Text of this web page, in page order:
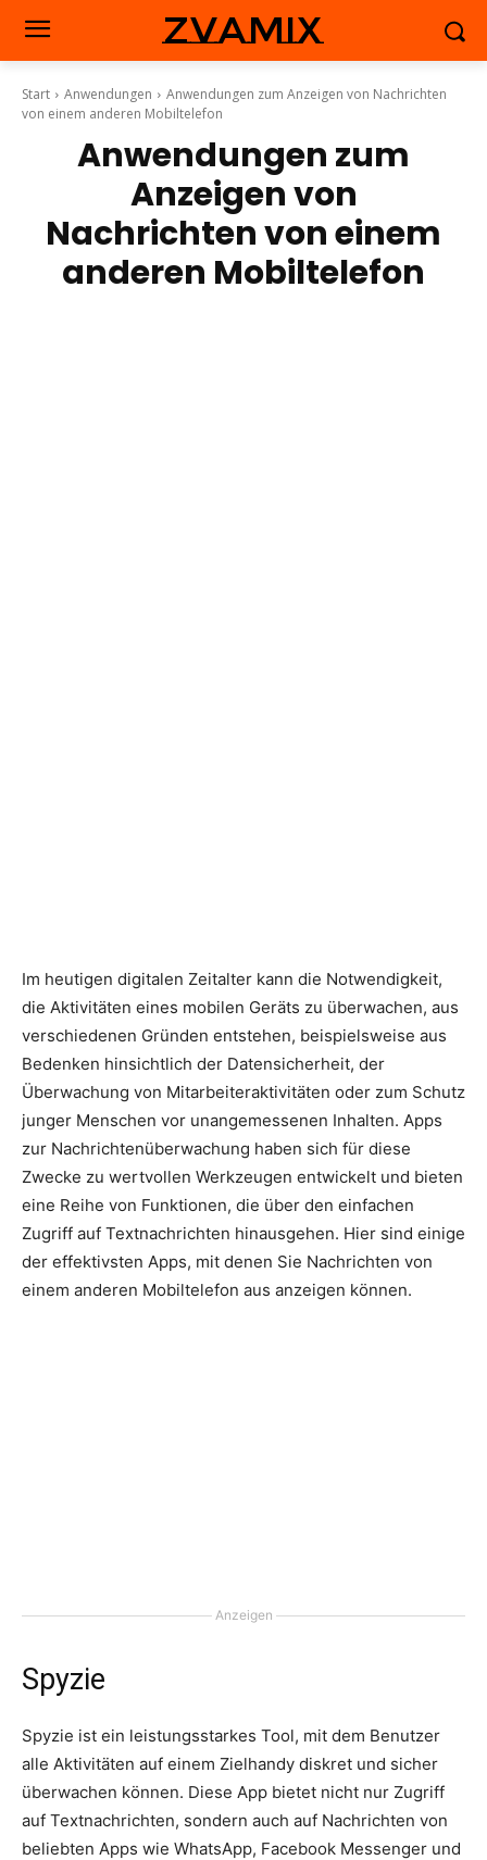
zvamix
Start Anwendungen
Anwendungen zum Anzeigen von Nachrichten
von einem anderen Mobiltelefon
Anwendungen zum
Anzeigen von
Nachrichten von einem
anderen Mobiltelefon
Im heutigen digitalen Zeitalter kann die Notwendigkeit,
die Aktivitäten eines mobilen Geräts zu überwachen, aus
verschiedenen Gründen entstehen, beispielsweise aus
Bedenken hinsichtlich der Datensicherheit, der
Überwachung von Mitarbeiteraktivitäten oder zum Schutz
junger Menschen vor unangemessenen Inhalten. Apps
zur Nachrichtenüberwachung haben sich für diese
Zwecke zu wertvollen Werkzeugen entwickelt und bieten
eine Reihe von Funktionen, die über den einfachen
Zugriff auf Textnachrichten hinausgehen. Hier sind einige
der effektivsten Apps, mit denen Sie Nachrichten von
einem anderen Mobiltelefon aus anzeigen können.
Anzeigen
Spyzie
Spyzie ist ein leistungsstarkes Tool, mit dem Benutzer
alle Aktivitäten auf einem Zielhandy diskret und sicher
überwachen können. Diese App bietet nicht nur Zugriff
auf Textnachrichten, sondern auch auf Nachrichten von
beliebten Apps wie WhatsApp, Facebook Messenger und